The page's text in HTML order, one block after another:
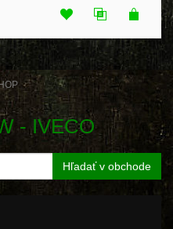
- IVECO
Hľadať v obchode